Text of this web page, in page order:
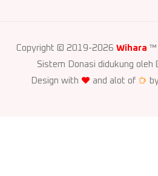
Copyright © 2019-2026 Wihara ™
Sistem Donasi didukung oleh
Design with
and alot of